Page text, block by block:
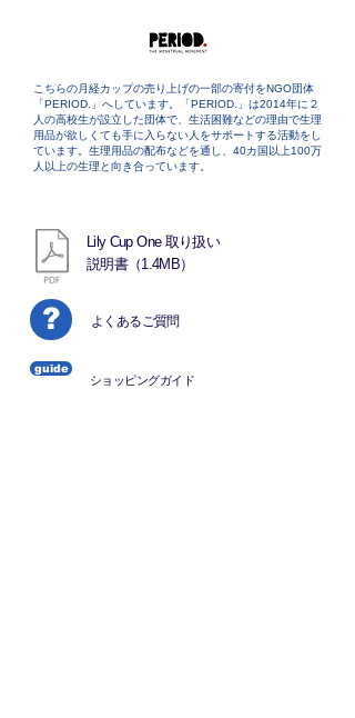
こちらの月経カップの売り上げの一部の寄付をNGO団体
「PERIOD.」へしています。「PERIOD.」は2014年に２
人の高校生が設立した団体で、生活困難などの理由で生理
用品が欲しくても手に入らない人をサポートする活動をし
ています。生理用品の配布などを通し、40カ国以上100万
人以上の生理と向き合っています。
Lily Cup One 取り扱い
説明書（1.4MB）
? ​よくあるご質問
guide
ショッピングガイド